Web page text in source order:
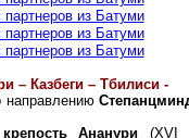
– Казбеги – Тбилиси -
направлению
крепость Ананури (XVI